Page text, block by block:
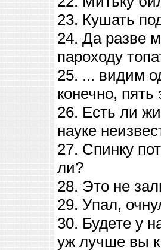
23. Кушать
24. Да разве
пароходу
25. ... видим
конечно, пять
26. Есть ли
науке
27. Спинку
ли?
28. Это не
29. Упал,
30. Будете у
уж лучше вы